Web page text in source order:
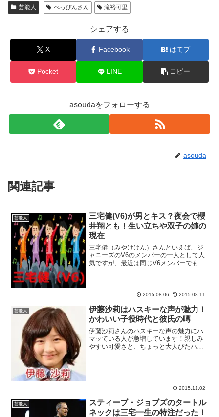
芸能人 べっぴんさん 滝裕可里
シェアする
X Facebook はてブ
Pocket LINE コピー
asoudaをフォローする
asouda
関連記事
芸能人
三宅健(V6)が男とキス？夜会で櫻
井翔とも！生い立ちや双子の姉の
現在
三宅健（みやけけん）さんといえば、ジ
ャニーズのV6のメンバーの一人として人
気ですが、最近は同じV6メンバーでも岡
ます。三宅健さんが...2015.08.06 2015.08.11
芸能人
伊藤沙莉はハスキーな声が魅力！
かわいい子役時代と彼氏の噂
伊藤沙莉さんのハスキーな声の魅力にハ
マッている人が急増しています！親しみ
やすい可愛さと、ちょっと大人びたハス
2015.11.02
芸能人
スティーブ・ジョブズのタートル
ネックは三宅一生の特注だった！